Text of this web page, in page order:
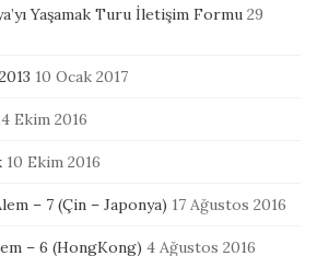
Yaşamak Turu İletişim Formu 29
10 Ocak 2017
Ekim 2016
10 Ekim 2016
– 7 (Çin – Japonya) 17 Ağustos 2016
– 6 (HongKong) 4 Ağustos 2016